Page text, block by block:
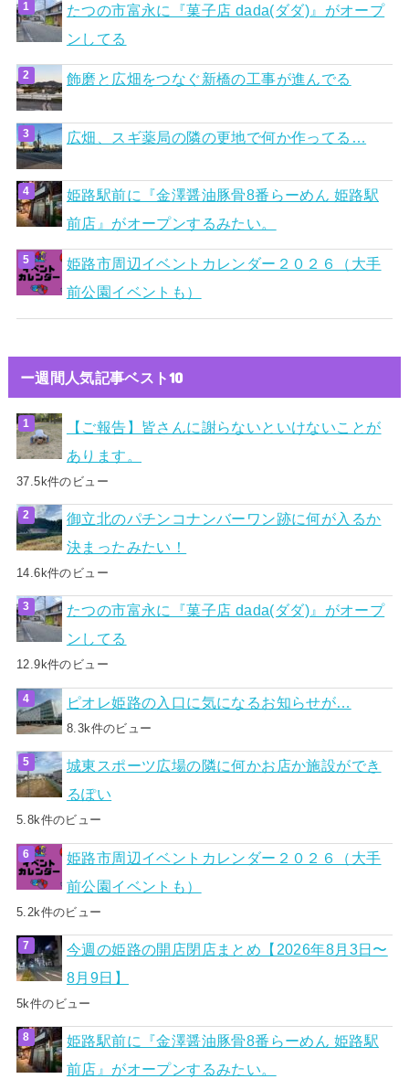
たつの市富永に『菓子店 dada(ダダ)』がオープ
ンしてる
飾磨と広畑をつなぐ新橋の工事が進んでる
広畑、スギ薬局の隣の更地で何か作ってる…
姫路駅前に『金澤醤油豚骨8番らーめん 姫路駅
前店』がオープンするみたい。
姫路市周辺イベントカレンダー２０２６（大手
前公園イベントも）
ー週間人気記事ベスト10
【ご報告】皆さんに謝らないといけないことが
あります。
37.5k件のビュー
御立北のパチンコナンバーワン跡に何が入るか
決まったみたい！
14.6k件のビュー
たつの市富永に『菓子店 dada(ダダ)』がオープ
ンしてる
12.9k件のビュー
ピオレ姫路の入口に気になるお知らせが…
8.3k件のビュー
城東スポーツ広場の隣に何かお店か施設ができ
るぽい
5.8k件のビュー
姫路市周辺イベントカレンダー２０２６（大手
前公園イベントも）
5.2k件のビュー
今週の姫路の開店閉店まとめ【2026年8月3日〜
8月9日】
5k件のビュー
姫路駅前に『金澤醤油豚骨8番らーめん 姫路駅
前店』がオープンするみたい。